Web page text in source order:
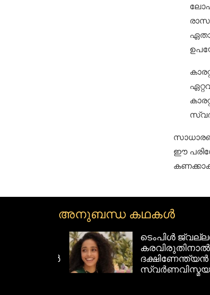
ഈ
അനുബന്ധ കഥകൾ
ടെംപിൾ ജ്വല്ലറി:
കരവിരുതിനാൽ
ദക്ഷിണേന്ത്യൻ